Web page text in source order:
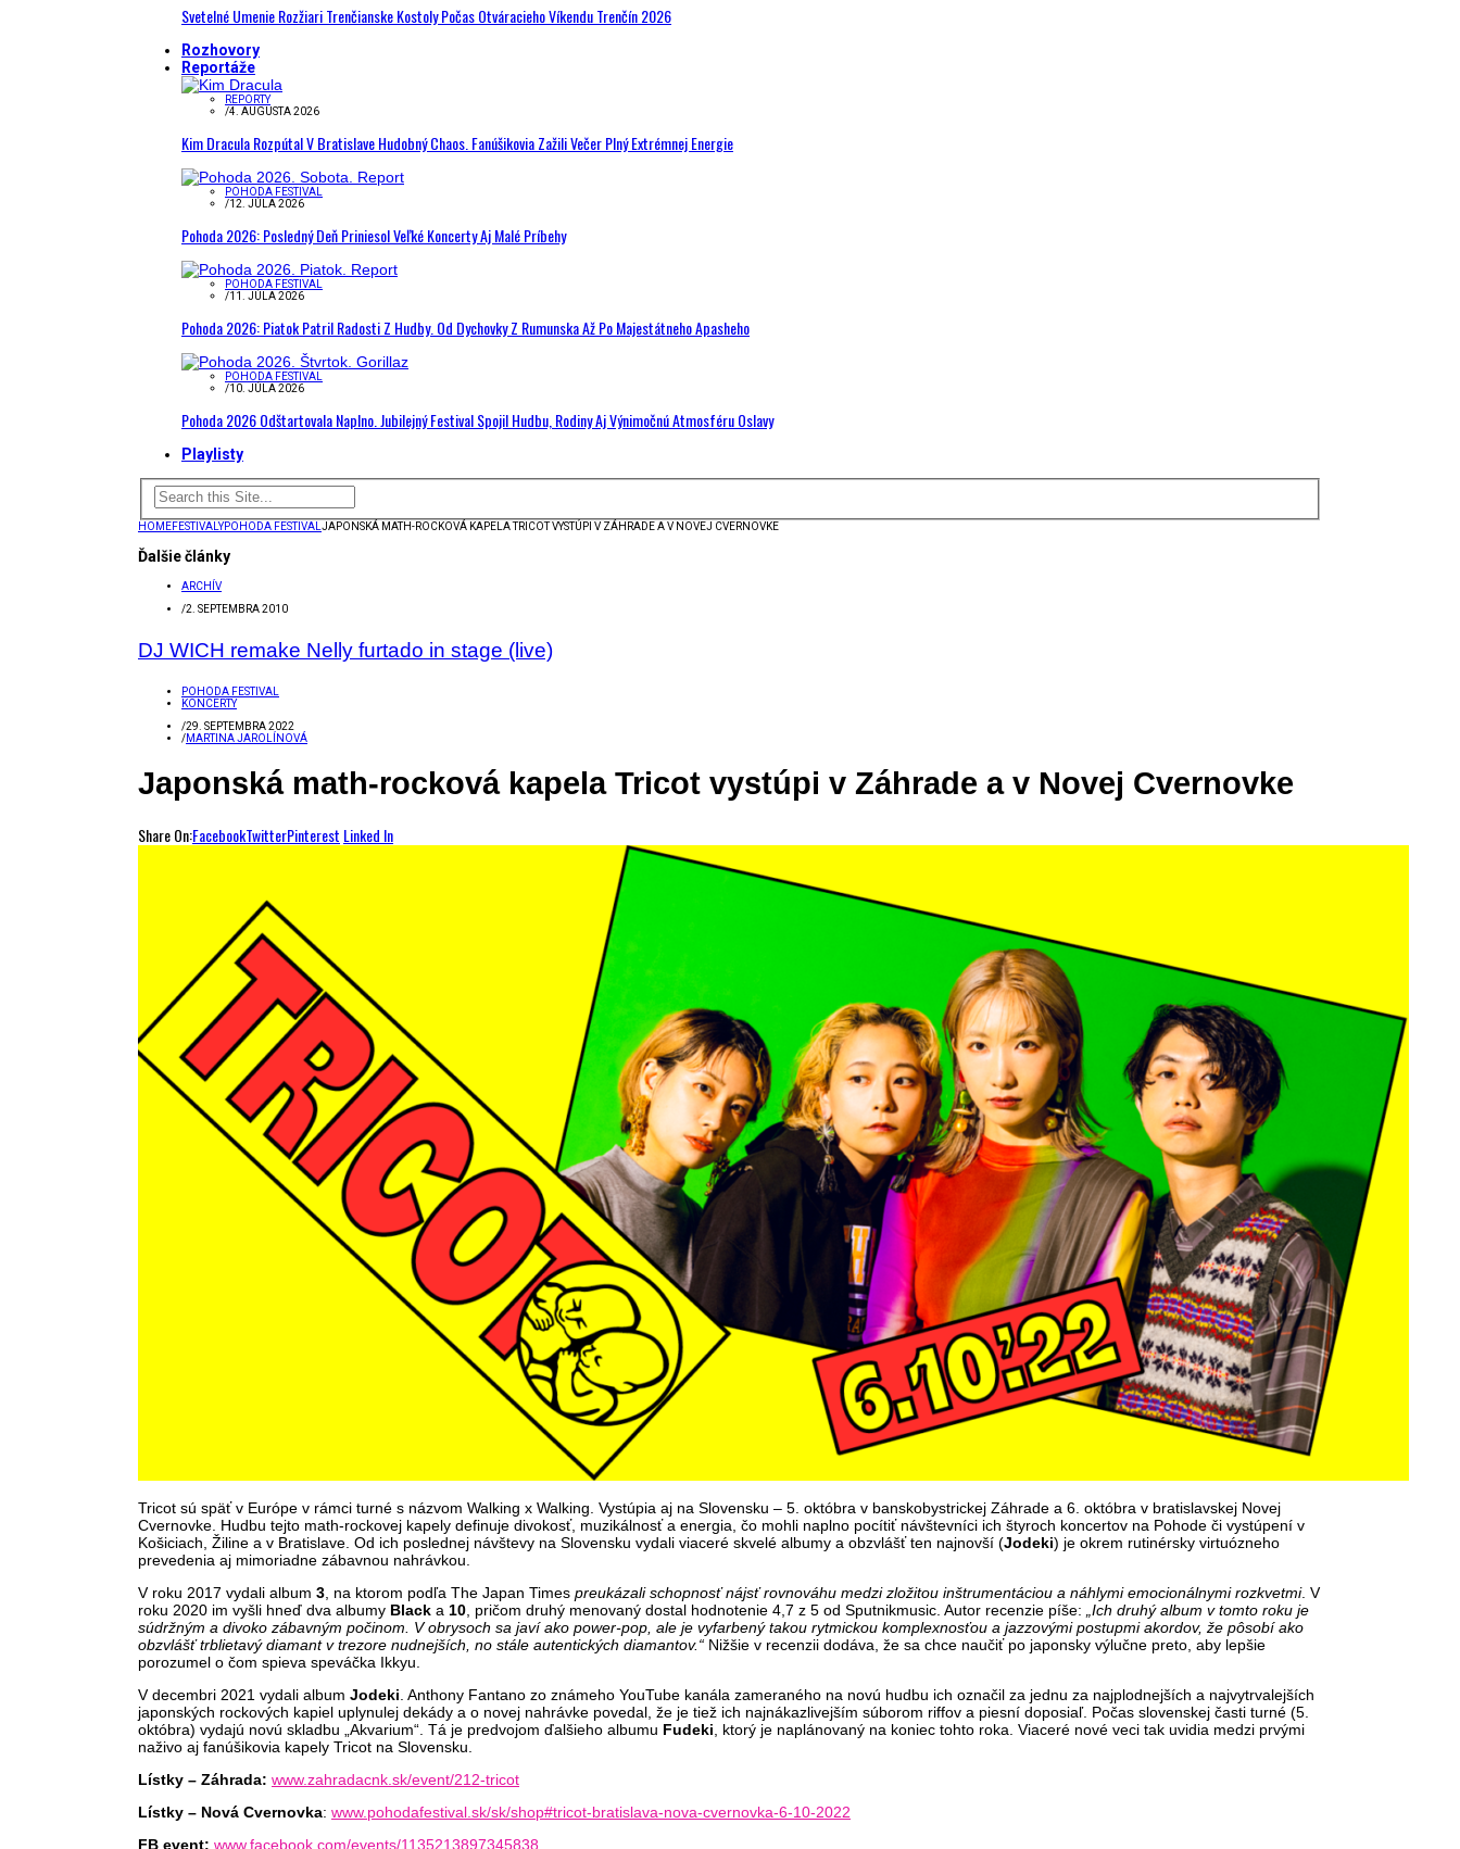
Svetelné Umenie Rozžiari Trenčianske Kostoly Počas Otváracieho Víkendu Trenčín 2026
Rozhovory
Reportáže
REPORTY
/4. AUGUSTA 2026
Kim Dracula Rozpútal V Bratislave Hudobný Chaos. Fanúšikovia Zažili Večer Plný Extrémnej Energie
POHODA FESTIVAL
/12. JÚLA 2026
Pohoda 2026: Posledný Deň Priniesol Veľké Koncerty Aj Malé Príbehy
POHODA FESTIVAL
/11. JÚLA 2026
Pohoda 2026: Piatok Patril Radosti Z Hudby. Od Dychovky Z Rumunska Až Po Majestátneho Apasheho
POHODA FESTIVAL
/10. JÚLA 2026
Pohoda 2026 Odštartovala Naplno. Jubilejný Festival Spojil Hudbu, Rodiny Aj Výnimočnú Atmosféru Oslavy
Playlisty
HOMEFESTIVALYPOHODA FESTIVAL JAPONSKÁ MATH-ROCKOVÁ KAPELA TRICOT VYSTÚPI V ZÁHRADE A V NOVEJ CVERNOVKE
Ďalšie články
ARCHÍV
/2. SEPTEMBRA 2010
DJ WICH remake Nelly furtado in stage (live)
POHODA FESTIVAL
KONCERTY
/29. SEPTEMBRA 2022
/MARTINA JAROLÍNOVÁ
Japonská math-rocková kapela Tricot vystúpi v Záhrade a v Novej Cvernovke
Share On:FacebookTwitterPinterest Linked In
Tricot sú späť v Európe v rámci turné s názvom Walking x Walking. Vystúpia aj na Slovensku – 5. októbra v banskobystrickej Záhrade a 6. októbra v bratislavskej Novej
Cvernovke. Hudbu tejto math-rockovej kapely definuje divokosť, muzikálnosť a energia, čo mohli naplno pocítiť návštevníci ich štyroch koncertov na Pohode či vystúpení v
Košiciach, Žiline a v Bratislave. Od ich poslednej návštevy na Slovensku vydali viaceré skvelé albumy a obzvlášť ten najnovší (Jodeki) je okrem rutinérsky virtuózneho
prevedenia aj mimoriadne zábavnou nahrávkou.
V roku 2017 vydali album 3 , na ktorom podľa The Japan Times preukázali schopnosť nájsť rovnováhu medzi zložitou inštrumentáciou a náhlymi emocionálnymi rozkvetmi. V
roku 2020 im vyšli hneď dva albumy Black a 10 , pričom druhý menovaný dostal hodnotenie 4,7 z 5 od Sputnikmusic. Autor recenzie píše:
„Ich druhý album v tomto roku je
súdržným a divoko zábavným počinom. V obrysoch sa javí ako power-pop, ale je vyfarbený takou rytmickou komplexnosťou a jazzovými postupmi akordov, že pôsobí ako
obzvlášť trblietavý diamant v trezore nudnejších, no stále autentických diamantov.“ Nižšie v recenzii dodáva, že sa chce naučiť po japonsky výlučne preto, aby lepšie
porozumel o čom spieva speváčka Ikkyu.
V decembri 2021 vydali album Jodeki . Anthony Fantano zo známeho YouTube kanála zameraného na novú hudbu ich označil za jednu za najplodnejších a najvytrvalejších
japonských rockových kapiel uplynulej dekády a o novej nahrávke povedal, že je tiež ich najnákazlivejším súborom riffov a piesní doposiaľ. Počas slovenskej časti turné (5.
októbra) vydajú novú skladbu „Akvarium“. Tá je predvojom ďalšieho albumu Fudeki , ktorý je naplánovaný na koniec tohto roka. Viaceré nové veci tak uvidia medzi prvými
naživo aj fanúšikovia kapely Tricot na Slovensku.
Lístky – Záhrada: www.zahradacnk.sk/event/212-tricot
Lístky – Nová Cvernovka: www.pohodafestival.sk/sk/shop#tricot-bratislava-nova-cvernovka-6-10-2022
FB event: www.facebook.com/events/1135213897345838